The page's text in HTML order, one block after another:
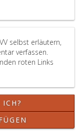
selbst erläutern,
verfassen.
roten Links